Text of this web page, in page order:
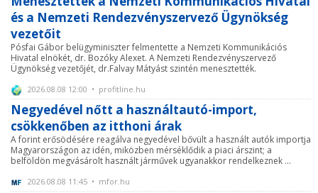
és a Nemzeti Rendezvényszervező Ügynökség
vezetőit
Pósfai Gábor belügyminiszter felmentette a Nemzeti Kommunikációs
Hivatal elnökét, dr. Bozóky Alexet. A Nemzeti Rendezvényszervező
Ügynökség vezetőjét, dr.Falvay Mátyást szintén menesztették.
2026.08.08 12:00 • profitline.hu
Negyedével nőtt a használtautó-import,
csökkenőben az itthoni árak
A forint erősödésére reagálva negyedével bővült a használt autók importja
Magyarországon az idén, miközben mérséklődik a piaci árszint; a
belföldön megvásárolt használt járművek ugyanakkor rendelkeznek ...
2026.08.08 11:45 • mfor.hu